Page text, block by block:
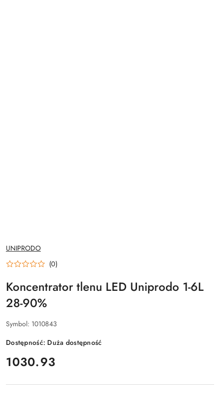
NAZWA
PRODUCENTA:
UNIPRODO
(0)
Koncentrator tlenu LED Uniprodo 1-6L
28-90%
Symbol: 1010843
Dostępność: Duża dostępność
cena:
1030.93